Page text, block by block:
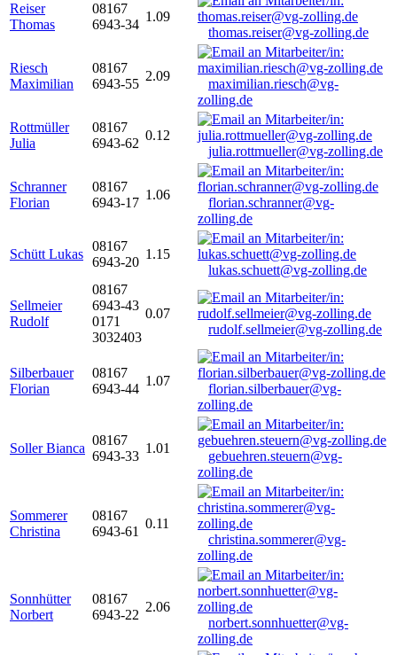
Reiser
Thomas
08167
6943-34
1.09
thomas.reiser@vg-zolling.de
Riesch
Maximilian
08167
6943-55
2.09
maximilian.riesch@vg-
zolling.de
Rottmüller
Julia
08167
6943-62
0.12
julia.rottmueller@vg-zolling.de
Schranner
Florian
08167
6943-17
1.06
florian.schranner@vg-
zolling.de
Schütt Lukas
08167
6943-20
1.15
lukas.schuett@vg-zolling.de
Sellmeier
Rudolf
08167
6943-43
0171
3032403
0.07
rudolf.sellmeier@vg-zolling.de
Silberbauer
Florian
08167
6943-44
1.07
florian.silberbauer@vg-
zolling.de
Soller Bianca
08167
6943-33
1.01
gebuehren.steuern@vg-
zolling.de
Sommerer
Christina
08167
6943-61
0.11
christina.sommerer@vg-
zolling.de
Sonnhütter
Norbert
08167
6943-22
2.06
norbert.sonnhuetter@vg-
zolling.de